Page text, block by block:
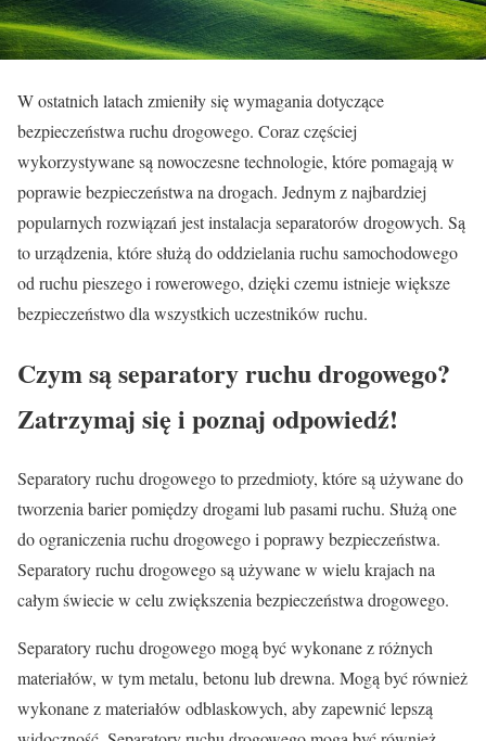
W ostatnich latach zmieniły się wymagania dotyczące
bezpieczeństwa ruchu drogowego. Coraz częściej
wykorzystywane są nowoczesne technologie, które pomagają w
poprawie bezpieczeństwa na drogach. Jednym z najbardziej
popularnych rozwiązań jest instalacja separatorów drogowych. Są
to urządzenia, które służą do oddzielania ruchu samochodowego
od ruchu pieszego i rowerowego, dzięki czemu istnieje większe
bezpieczeństwo dla wszystkich uczestników ruchu.
Czym są separatory ruchu drogowego?
Zatrzymaj się i poznaj odpowiedź!
Separatory ruchu drogowego to przedmioty, które są używane do
tworzenia barier pomiędzy drogami lub pasami ruchu. Służą one
do ograniczenia ruchu drogowego i poprawy bezpieczeństwa.
Separatory ruchu drogowego są używane w wielu krajach na
całym świecie w celu zwiększenia bezpieczeństwa drogowego.
Separatory ruchu drogowego mogą być wykonane z różnych
materiałów, w tym metalu, betonu lub drewna. Mogą być również
wykonane z materiałów odblaskowych, aby zapewnić lepszą